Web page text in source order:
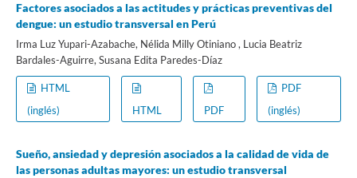
Factores asociados a las actitudes y prácticas preventivas del
dengue: un estudio transversal en Perú
Irma Luz Yupari-Azabache, Nélida Milly Otiniano , Lucia Beatriz
Bardales-Aguirre, Susana Edita Paredes-Díaz
HTML
(inglés)
HTML PDF
PDF
(inglés)
Sueño, ansiedad y depresión asociados a la calidad de vida de
las personas adultas mayores: un estudio transversal